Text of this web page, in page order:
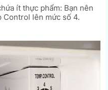
ít thực phẩm: Bạn nên
lên mức số 4.